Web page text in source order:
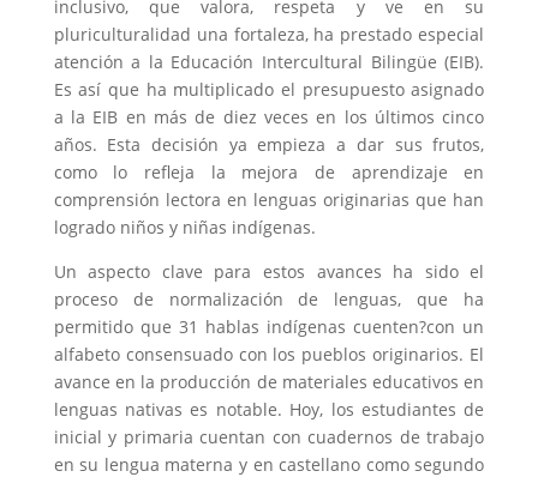
inclusivo, que valora, respeta y ve en su
pluriculturalidad una fortaleza, ha prestado especial
atención a la Educación Intercultural Bilingüe (EIB).
Es así que ha multiplicado el presupuesto asignado
a la EIB en más de diez veces en los últimos cinco
años. Esta decisión ya empieza a dar sus frutos,
como lo refleja la mejora de aprendizaje en
comprensión lectora en lenguas originarias que han
logrado niños y niñas indígenas.
Un aspecto clave para estos avances ha sido el
proceso de normalización de lenguas, que ha
permitido que 31 hablas indígenas cuenten?con un
alfabeto consensuado con los pueblos originarios. El
avance en la producción de materiales educativos en
lenguas nativas es notable. Hoy, los estudiantes de
inicial y primaria cuentan con cuadernos de trabajo
en su lengua materna y en castellano como segundo